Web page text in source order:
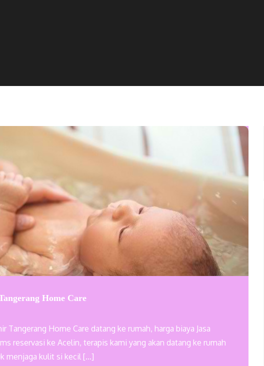
Home Care
Tangerang Home Care datang ke rumah, harga biaya Jasa
reservasi ke Acelin, terapis kami yang akan datang ke rumah
menjaga kulit si kecil […]